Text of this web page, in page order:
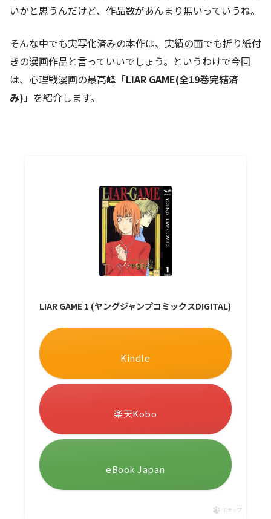
いかと思うんだけど、作品数があんまり無いっていうね。
そんな中でも実写化済みの本作は、実績の面でも折り紙付
きの漫画作品と言っていいでしょう。というわけで今回
は、心理戦漫画の最高峰 「LIAR GAME(全19巻完結済
み)」 を紹介します。
LIAR GAME 1 (ヤングジャンプコミックスDIGITAL)
Kindle
楽天Kobo
eBook Japan
ポチップ